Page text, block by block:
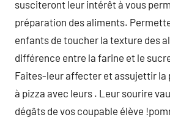
susciteront leur intérêt à vous
préparation des aliments.
enfants de toucher la texture des
différence entre la farine et le
Faites-leur affecter et assujettir la
à pizza avec leurs . Leur sourire
dégâts de vos coupable élève